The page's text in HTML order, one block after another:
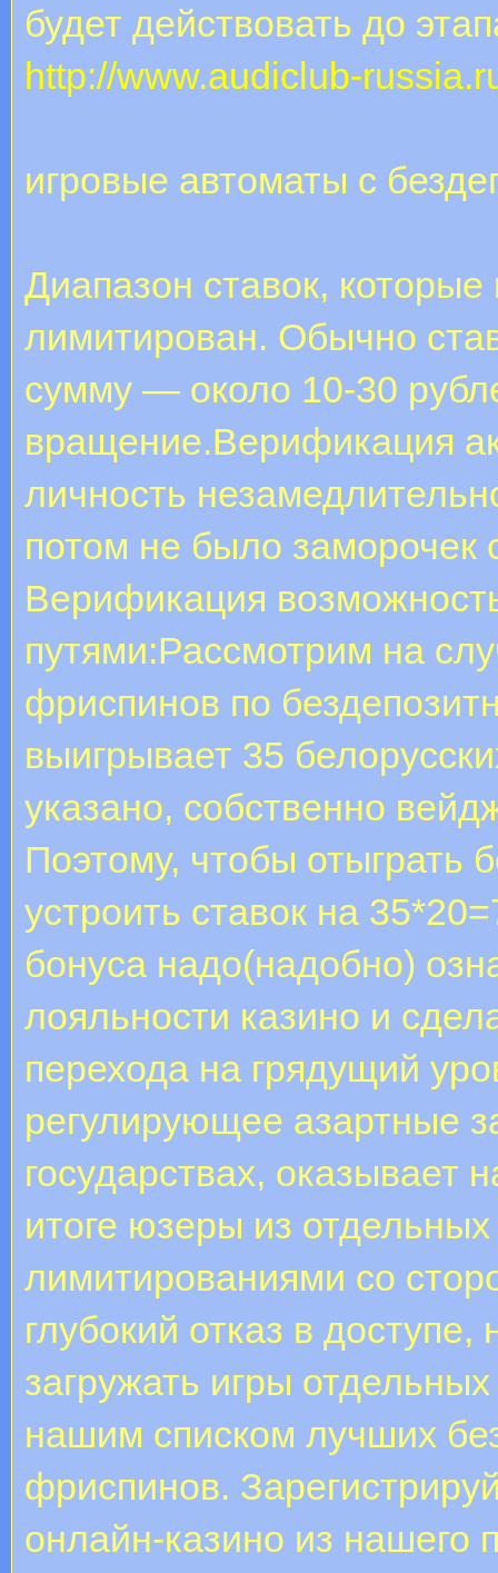
будет действовать до
http://www.audiclub-
игровые автоматы с
Диапазон ставок, которые
лимитирован. Обычно
сумму — около 10-30
вращение.Верификация
личность
потом не было заморочек
Верификация
путями:Рассмотрим на
фриспинов по
выигрывает 35
указано, собственно
Поэтому, чтобы отыграть
устроить ставок на
бонуса надо(надобно)
лояльности казино и
перехода на грядущий
регулирующее азартные
государствах, оказывает
итоге юзеры из
лимитированиями со
глубокий отказ в
загружать игры
нашим списком лучших
фриспинов.
онлайн-казино из нашего